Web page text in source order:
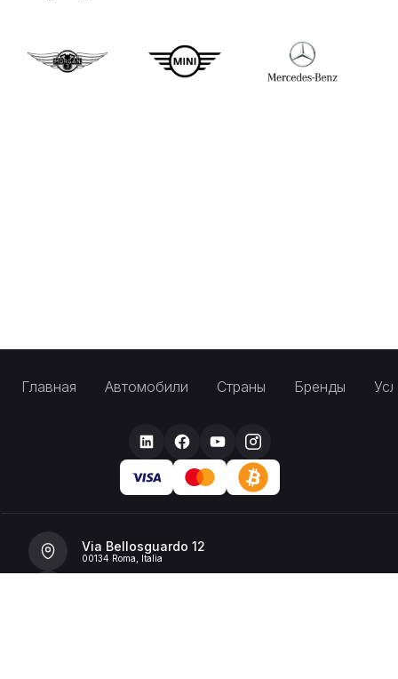
Главная Автомобили Страны Бренды
Via Bellosguardo 12
00134 Roma, Italia